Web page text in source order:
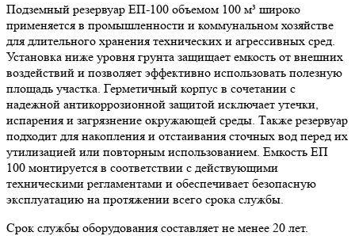
Подземный резервуар ЕП-100 объемом 100 м³ широко
применяется в промышленности и коммунальном хозяйстве
для длительного хранения технических и агрессивных сред.
Установка ниже уровня грунта защищает емкость от внешних
воздействий и позволяет эффективно использовать полезную
площадь участка. Герметичный корпус в сочетании с
надежной антикоррозионной защитой исключает утечки,
испарения и загрязнение окружающей среды. Также резервуар
подходит для накопления и отстаивания сточных вод перед их
утилизацией или повторным использованием. Емкость ЕП
100 монтируется в соответствии с действующими
техническими регламентами и обеспечивает безопасную
эксплуатацию на протяжении всего срока службы.
Срок службы оборудования составляет не менее 20 лет.